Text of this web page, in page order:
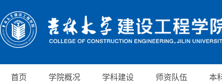
首页 学院概况 学科建设 师资队伍 本